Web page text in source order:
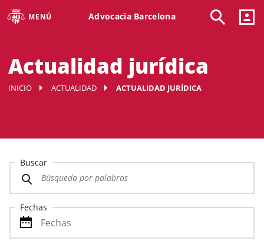
MENÚ Advocacia Barcelona
Actualidad jurídica
INICIO ACTUALIDAD ACTUALIDAD JURÍDICA
Buscar
Fechas